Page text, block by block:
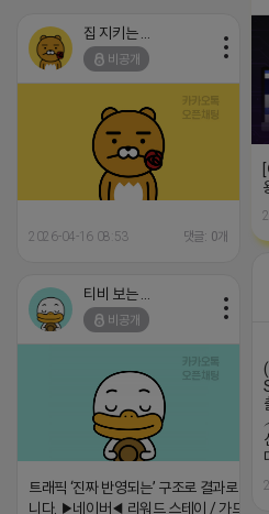
비공개
2026-04-16 08:53 댓글: 0개
비공개
트래픽 ‘진짜 반영되는’ 구조로 결과로 보
니다. ▶네이버◀ 리워드 스테이 / 가드 / 자